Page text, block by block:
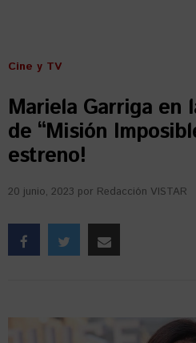
Cine y TV
Mariela Garriga en
de “Misión
estreno!
20 junio, 2023 por Redacción VISTAR